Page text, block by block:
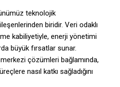
teknolojik
biridir. Veri odaklı
kabiliyetiyle, enerji yönetimi
büyük fırsatlar sunar.
çözümleri bağlamında,
nasıl katkı sağladığını